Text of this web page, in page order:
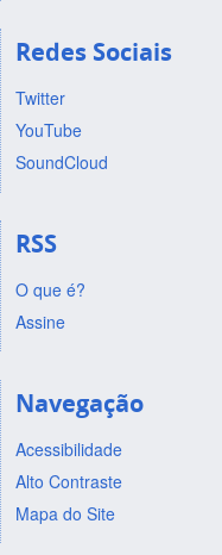
Redes Sociais
Twitter
YouTube
SoundCloud
RSS
O que é?
Assine
Navegação
Acessibilidade
Alto Contraste
Mapa do Site